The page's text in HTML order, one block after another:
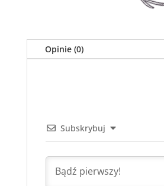
Opinie (0)
Subskrybuj